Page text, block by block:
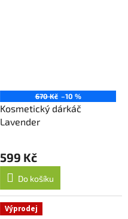
670 Kč –10 %
Kosmetický dárkáč
Lavender
599 Kč
Do košíku
Výprodej